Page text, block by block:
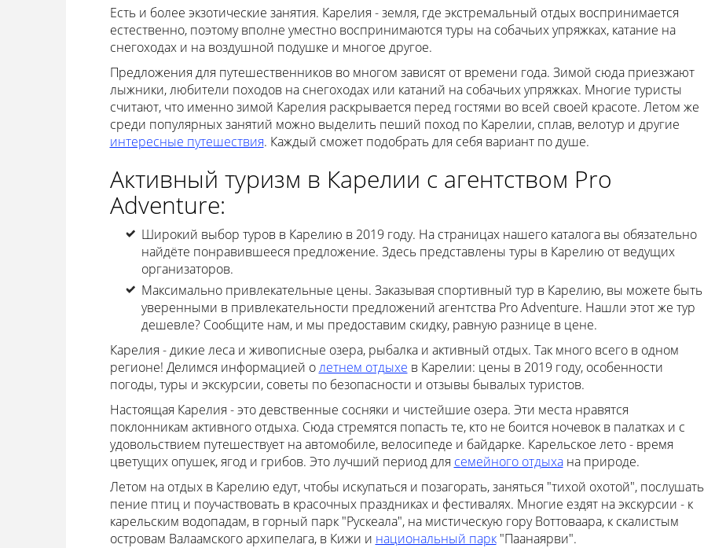
Есть и более экзотические занятия. Карелия - земля, где экстремальный отдых воспринимается
естественно, поэтому вполне уместно воспринимаются туры на собачьих упряжках, катание на
снегоходах и на воздушной подушке и многое другое.
Предложения для путешественников во многом зависят от времени года. Зимой сюда приезжают
лыжники, любители походов на снегоходах или катаний на собачьих упряжках. Многие туристы
считают, что именно зимой Карелия раскрывается перед гостями во всей своей красоте. Летом же
среди популярных занятий можно выделить пеший поход по Карелии, сплав, велотур и другие
интересные путешествия. Каждый сможет подобрать для себя вариант по душе.
Активный туризм в Карелии с агентством Pro
Adventure:
Широкий выбор туров в Карелию в 2019 году. На страницах нашего каталога вы обязательно
найдёте понравившееся предложение. Здесь представлены туры в Карелию от ведущих
организаторов.
Максимально привлекательные цены. Заказывая спортивный тур в Карелию, вы можете быть
уверенными в привлекательности предложений агентства Pro Adventure. Нашли этот же тур
дешевле? Сообщите нам, и мы предоставим скидку, равную разнице в цене.
Карелия - дикие леса и живописные озера, рыбалка и активный отдых. Так много всего в одном
регионе! Делимся информацией олетнем отдыхе в Карелии: цены в 2019 году, особенности
погоды, туры и экскурсии, советы по безопасности и отзывы бывалых туристов.
Настоящая Карелия - это девственные сосняки и чистейшие озера. Эти места нравятся
поклонникам активного отдыха. Сюда стремятся попасть те, кто не боится ночевок в палатках и с
удовольствием путешествует на автомобиле, велосипеде и байдарке. Карельское лето - время
цветущих опушек, ягод и грибов. Это лучший период для семейного отдыхана природе.
Летом на отдых в Карелию едут, чтобы искупаться и позагорать, заняться "тихой охотой", послушать
пение птиц и поучаствовать в красочных праздниках и фестивалях. Многие ездят на экскурсии - к
карельским водопадам, в горный парк "Рускеала", на мистическую гору Воттоваара, к скалистым
островам Валаамского архипелага, в Кижи и национальный парк"Паанаярви".